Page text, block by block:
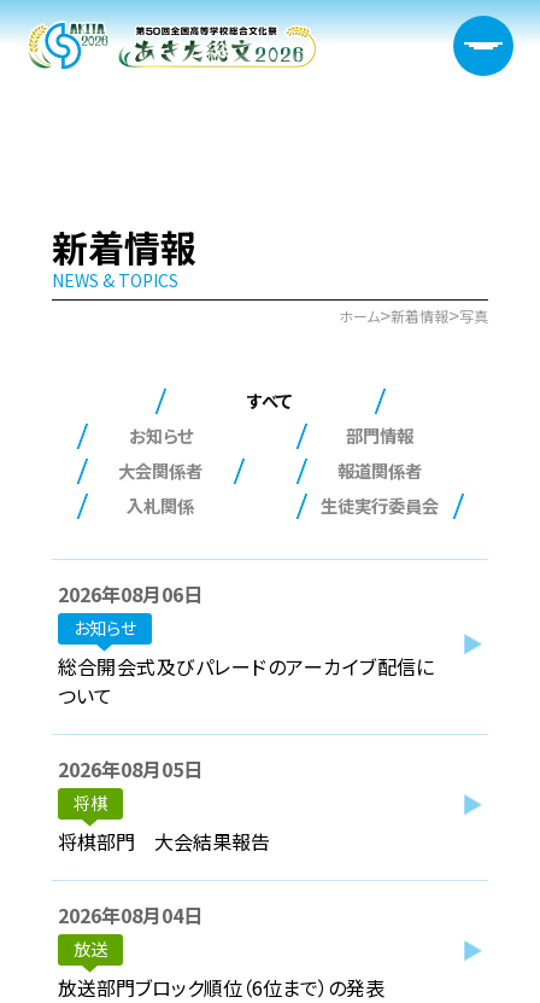
部門情報
生徒実行委員会
観光情報
資料ダウンロード
広報デザイン・デザインガイド
サイトポリシー
サイトマップ
ホーム>新着情報>写真
新着情報
NEWS & TOPICS
すべて
お知らせ
部門情報
大会関係者
報道関係者
入札関係
生徒実行委員会
2026年08月06日
お知らせ
総合開会式及びパレードのアーカイブ配信に
ついて
2026年08月05日
将棋
将棋部門 大会結果報告
2026年08月04日
放送
放送部門ブロック順位（6位まで）の発表